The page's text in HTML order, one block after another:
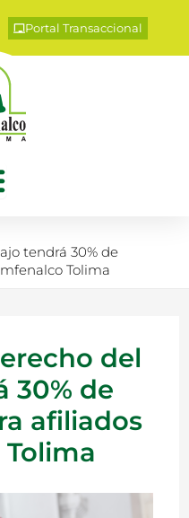
Portal Transaccional
tendrá 30% de
Tolima
del
30% de
afiliados